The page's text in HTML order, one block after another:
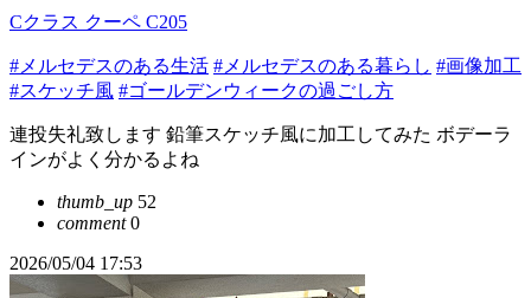
Cクラス クーペ C205
#メルセデスのある生活 #メルセデスのある暮らし #画像加工
#スケッチ風 #ゴールデンウィークの過ごし方
連投失礼致します 鉛筆スケッチ風に加工してみた ボデーラ
インがよく分かるよね
thumb_up 52
comment0
2026/05/04 17:53